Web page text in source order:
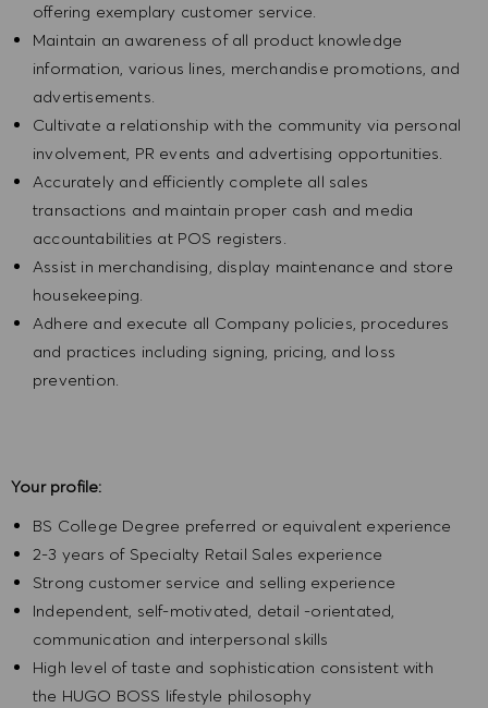
offering exemplary customer service.
Maintain an awareness of all product knowledge
information, various lines, merchandise promotions, and
advertisements.
Cultivate a relationship with the community via personal
involvement, PR events and advertising opportunities.
Accurately and efficiently complete all sales
transactions and maintain proper cash and media
accountabilities at POS registers.
Assist in merchandising, display maintenance and store
housekeeping.
Adhere and execute all Company policies, procedures
and practices including signing, pricing, and loss
prevention.
Your profile:
BS College Degree preferred or equivalent experience
2-3 years of Specialty Retail Sales experience
Strong customer service and selling experience
Independent, self-motivated, detail -orientated,
communication and interpersonal skills
High level of taste and sophistication consistent with
the HUGO BOSS lifestyle philosophy